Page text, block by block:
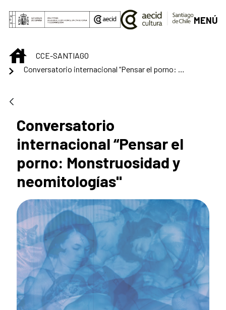
Saltar al contenido principal
MENÚ
INICIOCCE-SANTIAGO
Conversatorio
internacional “Pensar el
porno: Monstruosidad y
neomitologías"